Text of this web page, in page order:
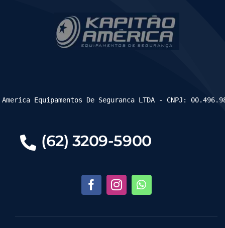
(62) 3209-5900
Equipamentos De Seguranca LTDA - CNPJ: